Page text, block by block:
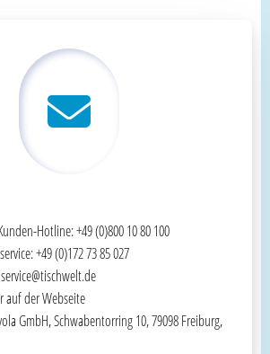
Hotline: +49 (0)800 10 80 100
+49 (0)172 73 85 027
auf der Webseite
GmbH, Schwabentorring 10, 79098 Freiburg,